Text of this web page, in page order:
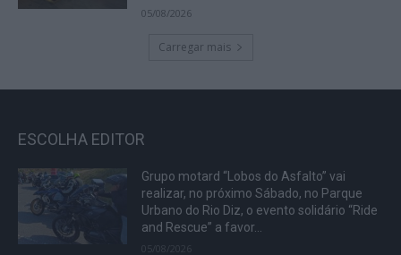
05/08/2026
Carregar mais
ESCOLHA EDITOR
Grupo motard “Lobos do Asfalto” vai
realizar, no próximo Sábado, no Parque
Urbano do Rio Diz, o evento solidário “Ride
and Rescue” a favor...
05/08/2026